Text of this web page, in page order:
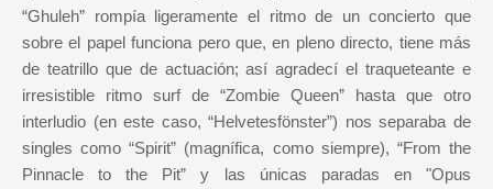
“Ghuleh” rompía ligeramente el ritmo de un concierto que
sobre el papel funciona pero que, en pleno directo, tiene más
de teatrillo que de actuación; así agradecí el traqueteante e
irresistible ritmo surf de “Zombie Queen” hasta que otro
interludio (en este caso, “Helvetesfönster”) nos separaba de
singles como “Spirit” (magnífica, como siempre), “From the
Pinnacle to the Pit” y las únicas paradas en "Opus